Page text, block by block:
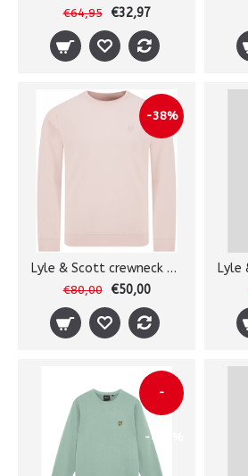
€64,95 €32,97
-38%
Lyle & Scott crewneck sweater
€80,00 €50,00
-
-439%